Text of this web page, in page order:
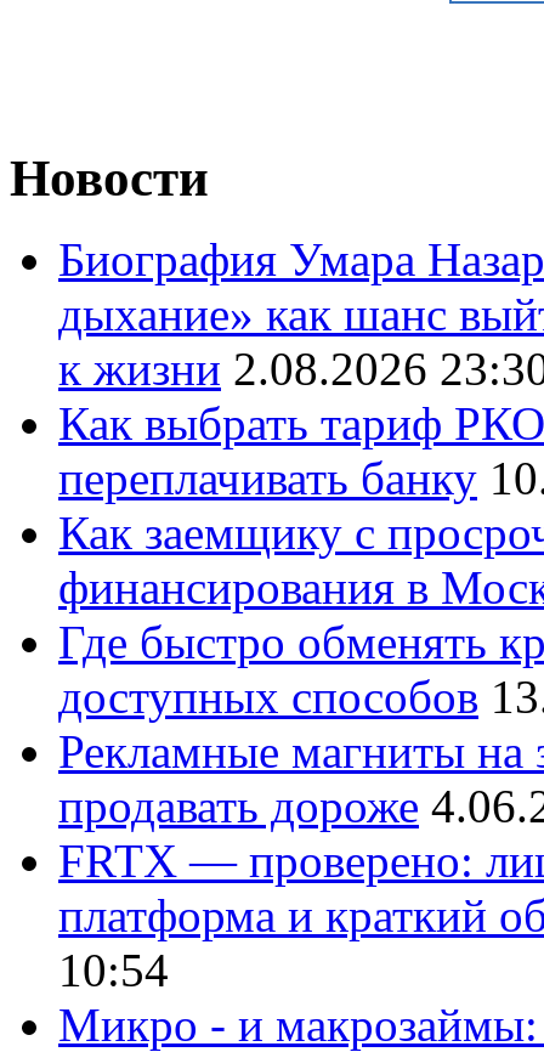
Новости
Биография Умара
дыхание» как шанс
к жизни 2.08.2026
Как выбрать тариф
переплачивать банку
Как заемщику с
финансирования в
Где быстро обменять
доступных способов
Рекламные магниты на
продавать дороже
FRTX — проверено:
платформа и краткий
10:54
Микро - и макрозаймы: